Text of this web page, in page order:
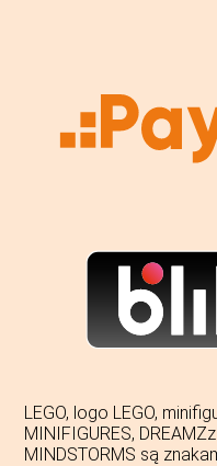
LEGO, logo LEGO,
MINIFIGURES,
MINDSTORMS są